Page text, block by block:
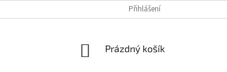
Přihlášení
NÁKUPNÍ
Prázdný košík